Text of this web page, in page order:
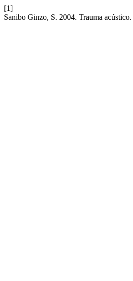
[1]
Sanibo Ginzo, S. 2004. Trauma acústico.